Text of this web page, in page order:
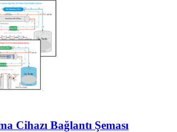
Cihazı Bağlantı Şeması